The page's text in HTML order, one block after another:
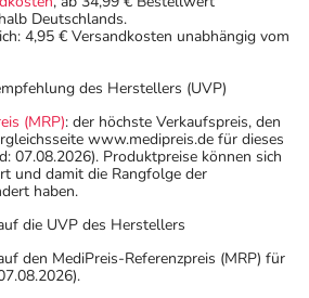
Deutschlands.
4,95 € Versandkosten unabhängig vom
des Herstellers (UVP)
(MRP): der höchste Verkaufspreis, den
www.medipreis.de für dieses
07.08.2026). Produktpreise können sich
und damit die Rangfolge der
haben.
die UVP des Herstellers
den MediPreis-Referenzpreis (MRP) für